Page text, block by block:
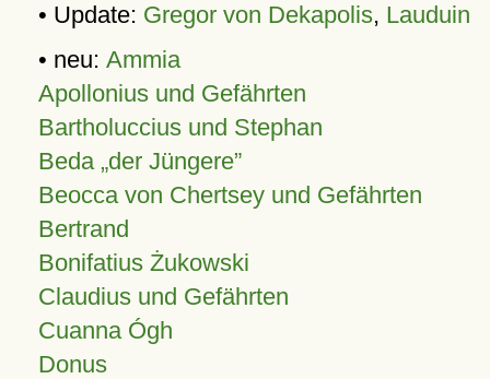
• Update: Gregor von Dekapolis, Lauduin
• neu: Ammia
Apollonius und Gefährten
Bartholuccius und Stephan
Beda „der Jüngere”
Beocca von Chertsey und Gefährten
Bertrand
Bonifatius Żukowski
Claudius und Gefährten
Cuanna Ógh
Donus